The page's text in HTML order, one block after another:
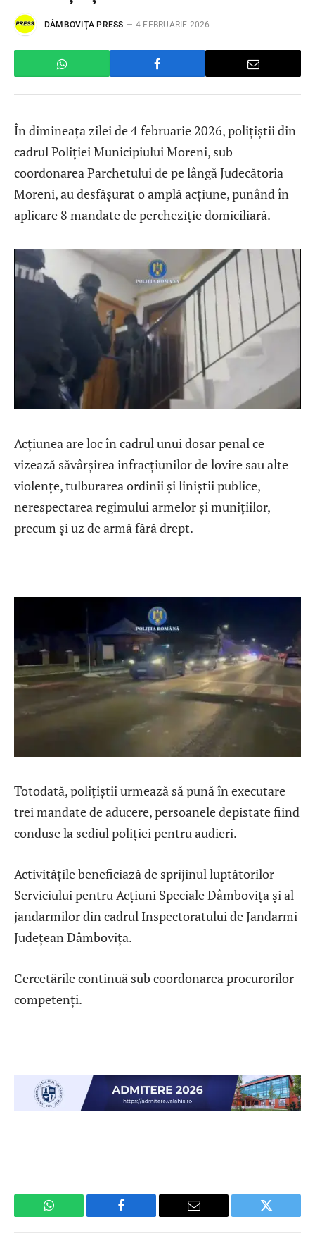
DÂMBOVIŢA PRESS 4 FEBRUARIE 2026
În dimineața zilei de 4 februarie 2026, polițiștii din
cadrul Poliției Municipiului Moreni, sub
coordonarea Parchetului de pe lângă Judecătoria
Moreni, au desfășurat o amplă acțiune, punând în
aplicare 8 mandate de percheziție domiciliară.
Acțiunea are loc în cadrul unui dosar penal ce
vizează săvârșirea infracțiunilor de lovire sau alte
violențe, tulburarea ordinii și liniștii publice,
nerespectarea regimului armelor și munițiilor,
precum și uz de armă fără drept.
Totodată, polițiștii urmează să pună în executare
trei mandate de aducere, persoanele depistate fiind
conduse la sediul poliției pentru audieri.
Activitățile beneficiază de sprijinul luptătorilor
Serviciului pentru Acțiuni Speciale Dâmbovița și al
jandarmilor din cadrul Inspectoratului de Jandarmi
Județean Dâmbovița.
Cercetările continuă sub coordonarea procurorilor
competenți.
WhatsApp Facebook Email Twitter